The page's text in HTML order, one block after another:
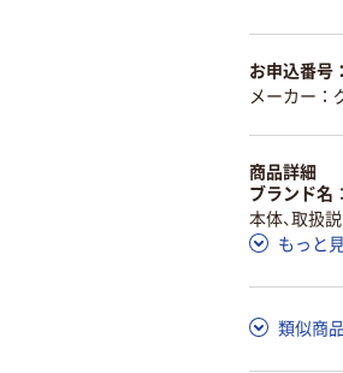
お申込番号
メーカー：
商品詳細
ブランド名
本体、取扱
もっと
類似商